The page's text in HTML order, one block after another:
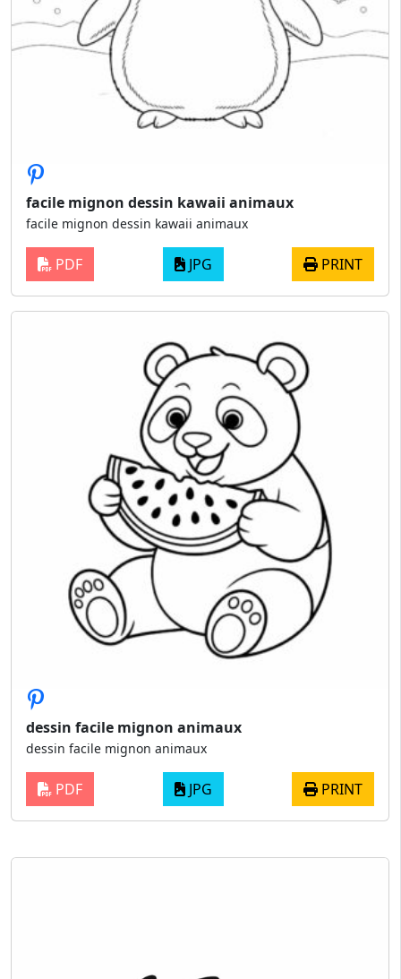
facile mignon dessin kawaii animaux
facile mignon dessin kawaii animaux
PDF JPG PRINT
dessin facile mignon animaux
dessin facile mignon animaux
PDF JPG PRINT